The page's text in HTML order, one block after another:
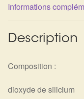
Détails du compte
Commandes
Panier
Informations
Description
Composition :
dioxyde de silicium